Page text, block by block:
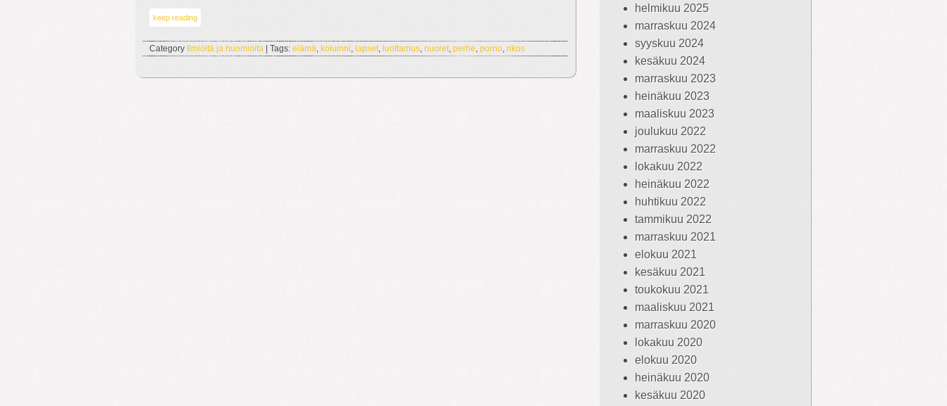
keep reading
Category Ilmiöitä ja huomioita | Tags: elämä, kolumni, lapset, luottamus, nuoret, perhe, porno, rikos
helmikuu 2025
marraskuu 2024
syyskuu 2024
kesäkuu 2024
marraskuu 2023
heinäkuu 2023
maaliskuu 2023
joulukuu 2022
marraskuu 2022
lokakuu 2022
heinäkuu 2022
huhtikuu 2022
tammikuu 2022
marraskuu 2021
elokuu 2021
kesäkuu 2021
toukokuu 2021
maaliskuu 2021
marraskuu 2020
lokakuu 2020
elokuu 2020
heinäkuu 2020
kesäkuu 2020